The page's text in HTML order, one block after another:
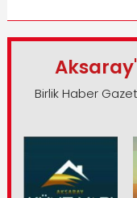
Birlik Haber